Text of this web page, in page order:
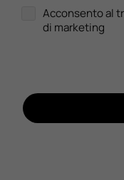
Acconsento al
di marketing